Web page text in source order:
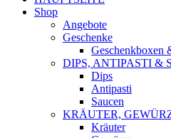
Shop
Angebote
Geschenke
Geschenkboxen
DIPS, ANTIPASTI &
Dips
Antipasti
Saucen
KRÄUTER,
Kräuter